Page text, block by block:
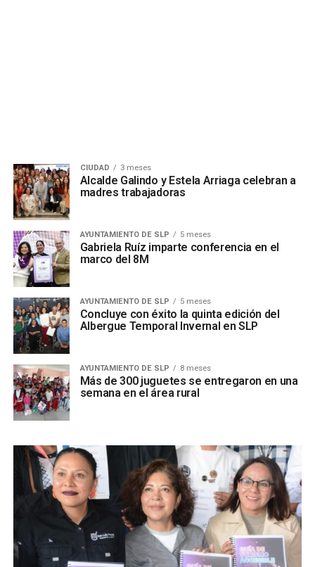
CIUDAD 3 meses
Alcalde Galindo y Estela Arriaga celebran a
madres trabajadoras
AYUNTAMIENTO DE SLP 5 meses
Gabriela Ruíz imparte conferencia en el
marco del 8M
AYUNTAMIENTO DE SLP 5 meses
Concluye con éxito la quinta edición del
Albergue Temporal Invernal en SLP
AYUNTAMIENTO DE SLP 8 meses
Más de 300 juguetes se entregaron en una
semana en el área rural